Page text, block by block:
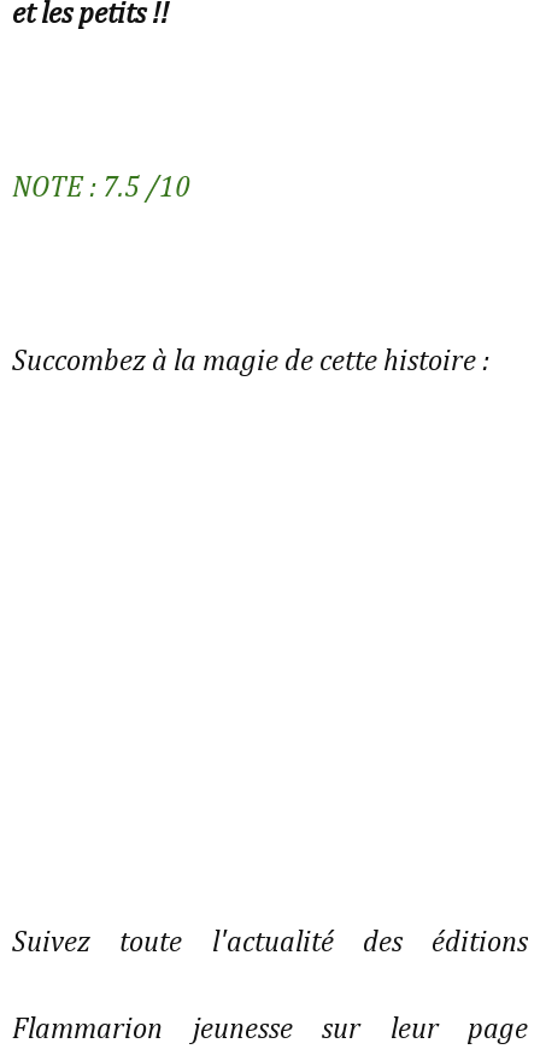
et les petits !!
NOTE : 7.5 /10
Succombez à la magie de cette histoire :
Suivez toute l'actualité des éditions
Flammarion jeunesse sur leur page